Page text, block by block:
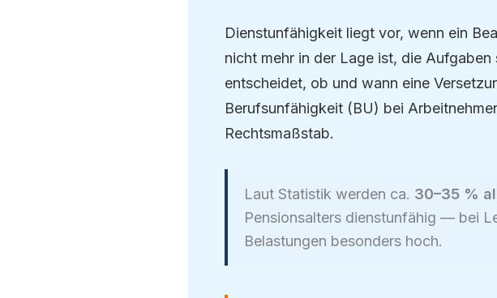
Dienstunfähigkeit liegt vor, wenn ein
nicht mehr in der Lage ist, die
entscheidet, ob und wann eine
Berufsunfähigkeit (BU) bei
Rechtsmaßstab.
Laut Statistik werden ca. 30–35 %
Pensionsalters dienstunfähig — bei
Belastungen besonders hoch.